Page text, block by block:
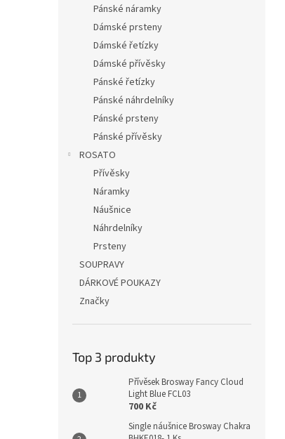
Pánské náramky
Dámské prsteny
Dámské řetízky
Dámské přívěsky
Pánské řetízky
Pánské náhrdelníky
Pánské prsteny
Pánské přívěsky
ROSATO
Přívěsky
Náramky
Náušnice
Náhrdelníky
Prsteny
SOUPRAVY
DÁRKOVÉ POUKAZY
Značky
Top 3 produkty
Přívěsek Brosway Fancy Cloud
Light Blue FCL03
700 Kč
Single náušnice Brosway Chakra